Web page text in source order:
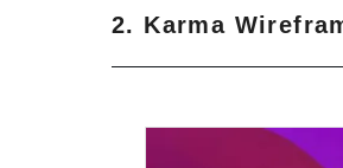
2. Karma